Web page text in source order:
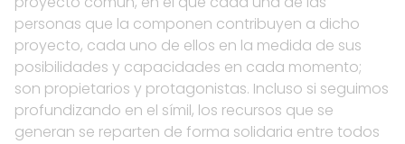
personas que la componen contribuyen a dicho
proyecto, cada uno de ellos en la medida de sus
posibilidades y capacidades en cada momento;
son propietarios y protagonistas. Incluso si seguimos
profundizando en el símil, los recursos que se
generan se reparten de forma solidaria entre todos